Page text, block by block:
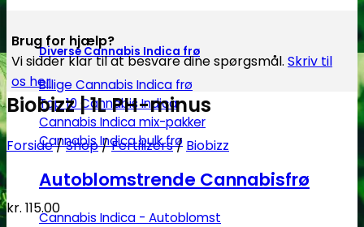
Diverse Cannabis Indica frø
Billige Cannabis Indica frø
Top 10 Cannabis Indica
Cannabis Indica mix-pakker
Cannabis Indica bulk frø
Autoblomstrende Cannabisfrø
Cannabis Indica - Autoblomst
Brug for hjælp?
Vi sidder klar til at besvare dine spørgsmål. Skriv til
os her
Biobizz | 1L PH-minus
Forside/Shop/Fertilizers/ Biobizz
kr. 115.00